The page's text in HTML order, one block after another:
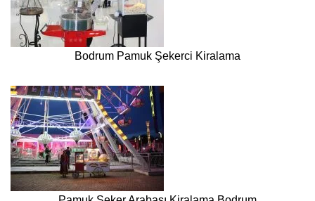
Bodrum Pamuk Şekerci Kiralama